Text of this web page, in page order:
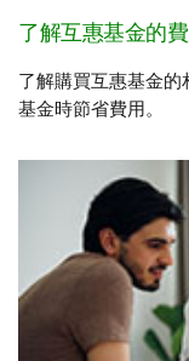
了解互惠基金的費
了解購買互惠基金
基金時節省費用。